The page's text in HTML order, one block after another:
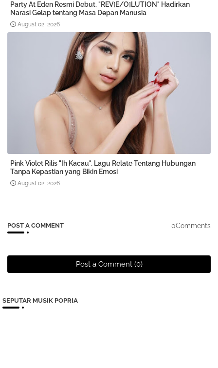
Party At Eden Resmi Debut, "REV[E/O]LUTION" Hadirkan
Narasi Gelap tentang Masa Depan Manusia
August 02, 2026
Pink Violet Rilis "Ih Kacau", Lagu Relate Tentang Hubungan
Tanpa Kepastian yang Bikin Emosi
August 02, 2026
POST A COMMENT 0Comments
Post a Comment (0)
SEPUTAR MUSIK POPRIA